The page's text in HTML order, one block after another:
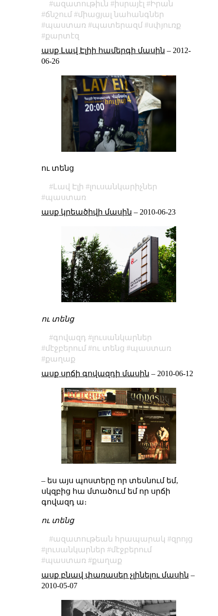
ազատութիւն իսրայէլ
Իրան
ճնշում
միացյալ նահանգներ
պաստառ
պատերազմ
սփյուռք
քարտէզ
ասք Լավ Էլիի համերգի մասին – 2012-
06-26
ու տենց
Լավ Էլի
լուսանկարիչներ
պաստառ
ասք կրեածիվի մասին – 2010-06-23
ու տենց
գովազդ
լուսանկարներ
մէջբերում
ու տենց
պաստառ
քաղաք
ասք սրճի գովազդի մասին – 2010-06-12
– ես այս պոստերը որ տեսնում եմ,
սկզբից հա մտածում եմ որ սրճի
գովազդ ա։
ու տենց
ազատութեան հրապարակ
զրոյց
լուսանկարներ
մէջբերում
պաստառ
քաղաք
ասք բնավ փառասեր չլինելու մասին –
2010-05-07